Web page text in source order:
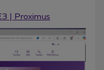
| Proximus